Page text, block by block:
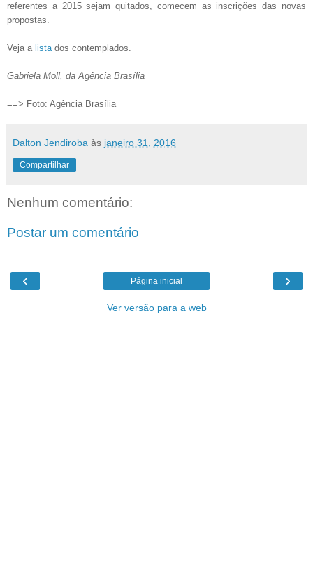
referentes a 2015 sejam quitados, comecem as inscrições das novas
propostas.
Veja a lista dos contemplados.
Gabriela Moll, da Agência Brasília
==> Foto: Agência Brasília
Dalton Jendiroba às janeiro 31, 2016
Compartilhar
Nenhum comentário:
Postar um comentário
‹ ›
Página inicial
Ver versão para a web